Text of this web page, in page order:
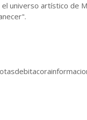
universo artístico de